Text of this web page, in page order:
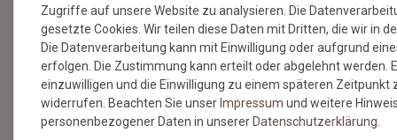
SERVICE & HILFE
Versandkosten
Zahlungsmethoden & Sicherheit
Kontaktformular
Hilfe
Zugriffe auf unsere Website zu analysieren. Die
gesetzte Cookies. Wir teilen diese Daten mit Dritten, die wir in
Die Datenverarbeitung kann mit Einwilligung oder aufgrund
erfolgen. Die Zustimmung kann erteilt oder abgelehnt werden.
einzuwilligen und die Einwilligung zu einem späteren Zeitpunkt
widerrufen. Beachten Sie unser Impressum und weitere
personenbezogener Daten in unserer Daten­schutz­erklärung